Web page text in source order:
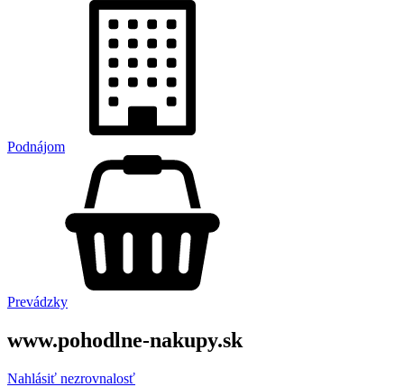
Podnájom
Prevádzky
www.pohodlne-nakupy.sk
Nahlásiť nezrovnalosť